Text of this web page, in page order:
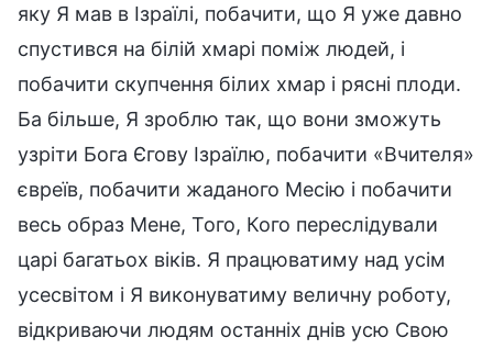
яку Я мав в Ізраїлі, побачити, що Я уже давно
спустився на білій хмарі поміж людей, і
побачити скупчення білих хмар і рясні плоди.
Ба більше, Я зроблю так, що вони зможуть
узріти Бога Єгову Ізраїлю, побачити «Вчителя»
євреїв, побачити жаданого Месію і побачити
весь образ Мене, Того, Кого переслідували
царі багатьох віків. Я працюватиму над усім
усесвітом і Я виконуватиму величну роботу,
відкриваючи людям останніх днів усю Свою